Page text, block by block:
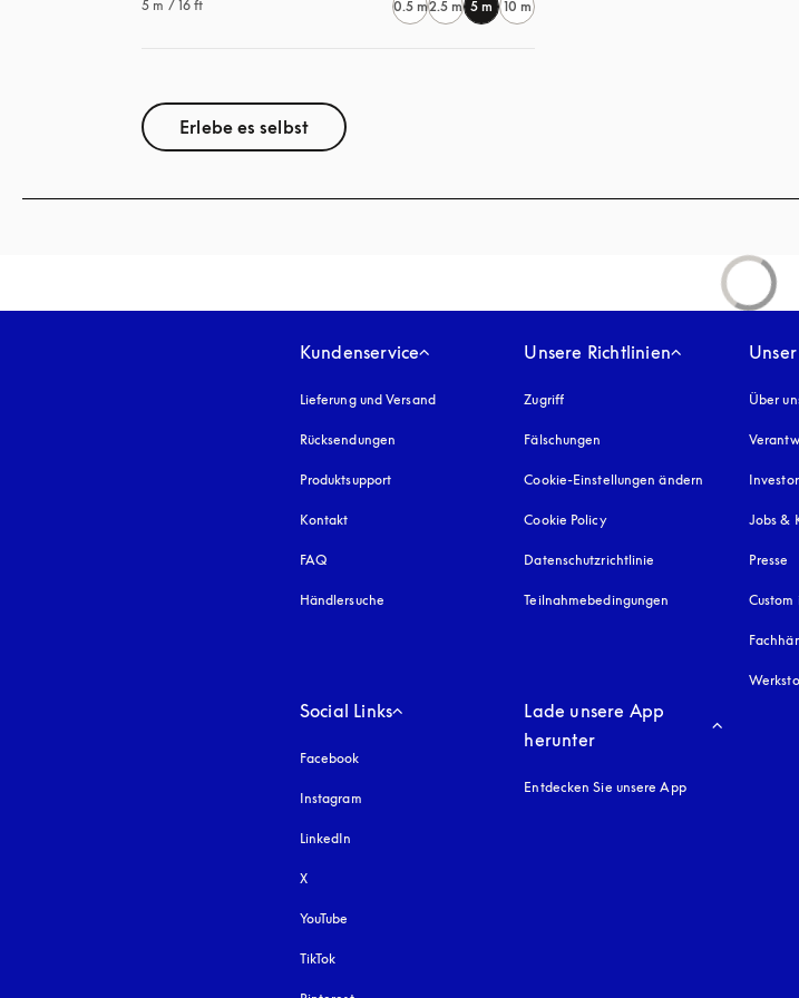
5 m / 16 ft 0.5 m2.5 m 5 m 10 m
Erlebe es selbst
Kundenservice
Lieferung und Versand
Rücksendungen
Produktsupport
Kontakt
FAQ
Händlersuche
Unsere Richtlinien
Zugriff öffnet sich in einem neuen Tab
Fälschungen öffnet sich in einem neuen Tab
Cookie-Einstellungen ändern
Cookie Policyöffnet sich in einem neuen Tab
Datenschutzrichtlinie öffnet sich in einem
Teilnahmebedingungen
Über
Jobs &
Presse
Social Links
Facebook
Instagram
LinkedIn
X
YouTube
TikTok
Lade unsere App
herunter
Entdecken Sie unsere App